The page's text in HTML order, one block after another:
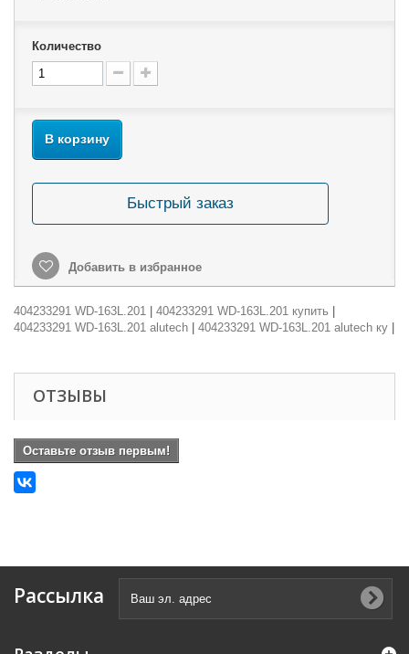
Количество
В корзину
Быстрый заказ
Добавить в избранное
404233291 WD-163L.201 404233291 WD-163L.201 купить
404233291 WD-163L.201 alutech
404233291 WD-163L.201 alutech ку
ОТЗЫВЫ
Оставьте отзыв первым!
Рассылка